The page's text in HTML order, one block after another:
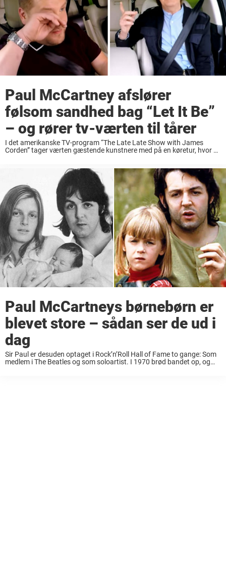
Paul McCartney afslører
følsom sandhed bag “Let It Be”
– og rører tv-værten til tårer
I det amerikanske TV-program “The Late Late Show with James
Corden” tager værten gæstende kunstnere med på en køretur, hvor de
Paul McCartneys børnebørn er
blevet store – sådan ser de ud i
dag
Sir Paul er desuden optaget i Rock’n’Roll Hall of Fame to gange: Som
medlem i The Beatles og som soloartist. I 1970 brød bandet op, og